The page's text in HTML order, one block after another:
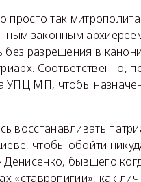
просто так
законным
разрешения в
Соответственно,
МП, чтобы
восстанавливать
чтобы обойти
Денисенко, бывшего
«ставропигии», как